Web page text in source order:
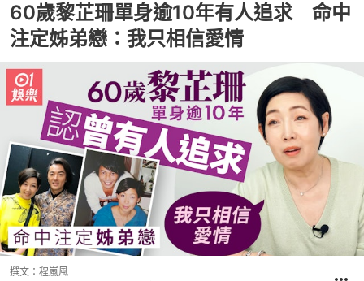
60歲黎芷珊單身逾10年有人追求 命中
注定姊弟戀：我只相信愛情
撰文： 程嵐風